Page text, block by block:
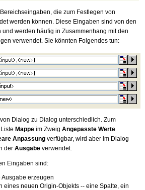
die zum Festlegen von
werden können. Diese Eingaben sind von den
werden häufig in Zusammenhang mit den
verwendet. Sie könnten Folgendes tun:
Dialog zu Dialog unterschiedlich. Zum
Mappe im Zweig Angepasste Werte
Anpassung verfügbar, wird aber im Dialog
der Ausgabe verwendet.
Eingaben sind:
Ausgabe erzeugen
eines neuen Origin-Objekts -- eine Spalte, ein